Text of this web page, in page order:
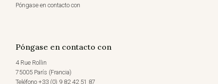
Póngase en contacto con
Póngase en contacto con
4 Rue Rollin
75005 París (Francia)
Teléfono +33 (0) 9 82 42 51 87